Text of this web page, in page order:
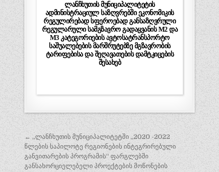
ლანჩხუთის მუნიციპალიტეტის
ადმინისტრაციულ საზღვრებში ეკონომიკის
რეგულირებად სფეროებად განსაზღვრული
რეგულარული სამგზავრო გადაყვანის M2 და
M3 კატეგორიების ავტოსატრანსპორტო
საშუალებების მარშრუტებზე მგზავრობის
ტარიფებისა და შეღავათების დამტკიცების
შესახებ
პოსტის
ნავიგაცია
← ,,ლანჩხუთის მუნიციპალიტეტში „2020 -2022
წლების საპილოტე რეგიონების ინტეგრირებული
განვითარების პროგრამის“ ფარგლებში
განსახორციელებელი პროექტების მოწონების